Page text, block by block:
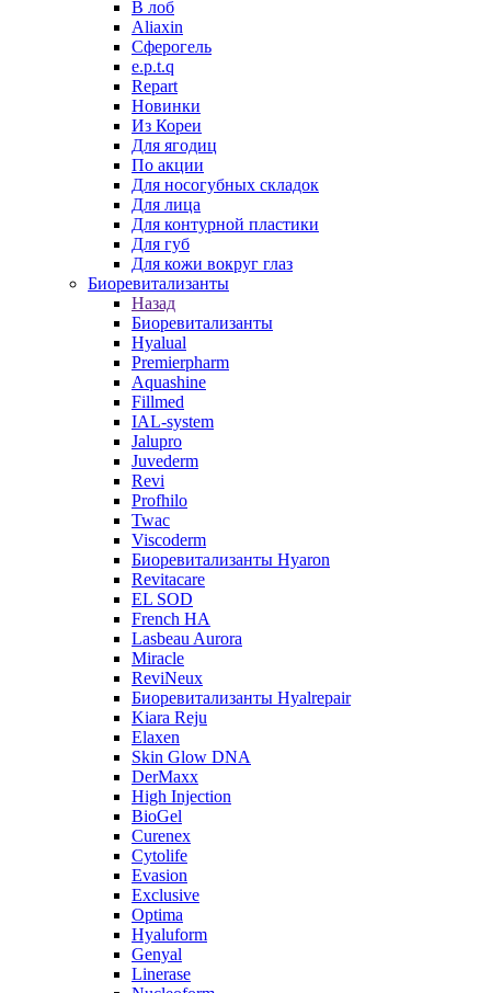
В лоб
Aliaxin
Сферогель
e.p.t.q
Repart
Новинки
Из Кореи
Для ягодиц
По акции
Для носогубных складок
Для лица
Для контурной пластики
Для губ
Для кожи вокруг глаз
Биоревитализанты
Назад
Биоревитализанты
Hyalual
Premierpharm
Aquashine
Fillmed
IAL-system
Jalupro
Juvederm
Revi
Profhilo
Twac
Viscoderm
Биоревитализанты Hyaron
Revitacare
EL SOD
French HA
Lasbeau Aurora
Miracle
ReviNeux
Биоревитализанты Hyalrepair
Kiara Reju
Elaxen
Skin Glow DNA
DerMaxx
High Injection
BioGel
Curenex
Cytolife
Evasion
Exclusive
Optima
Hyaluform
Genyal
Linerase